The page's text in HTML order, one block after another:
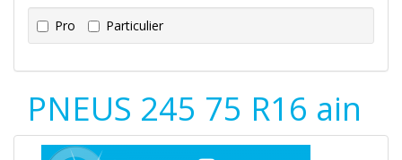
Pro Particulier
PNEUS 245 75 R16 ain